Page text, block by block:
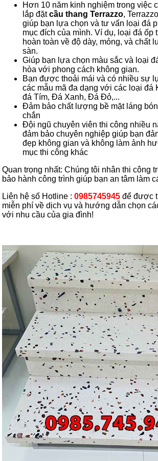
Hơn 10 năm kinh nghiệm trong việc
lắp đặtcầu thang Terrazzo,
giúp bạn lựa chọn và tư vấn loại đá
mục đích của mình. Ví dụ, loại đá ốp
hoàn toàn về độ dày, mỏng, và chất
sàn.
Giúp bạn lựa chọn màu sắc và loại
hòa với phong cách không gian.
Bạn được thoải mái và có nhiều sự
các mẫu mã đa dạng với các loại đá
đá Tím, Đá Xanh, Đá Đỏ,...
Đảm bảo chất lượng bề mặt láng
chắn
Đội ngũ chuyên viên thi công nhiều
đảm bảo chuyên nghiệp giúp bạn
đẹp không gian và không làm ảnh
mục thi công khác
Quan trọng nhất: Chúng tôi nhân thi công
bảo hành công trình giúp bạn an tâm làm
Liên hệ số Hotline :0985745945 để được
miễn phí về dịch vụ và hướng dẫn chọn
với nhu cầu của gia đình!